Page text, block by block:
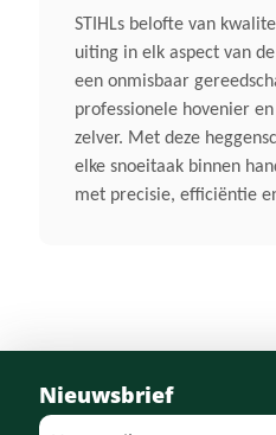
STIHLs belofte van
uiting in elk aspect van
een onmisbaar
professionele hovenier
zelver. Met deze
elke snoeitaak binnen
met precisie, efficiëntie
Nieuwsbrief